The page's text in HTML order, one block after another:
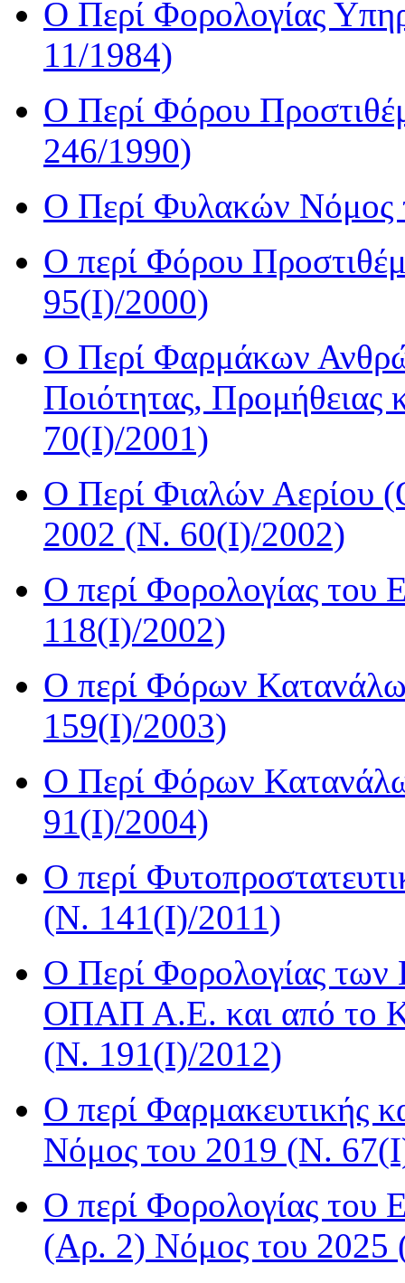
Ο Περί Φορολογίας
11/1984)
Ο Περί Φόρου
246/1990)
Ο Περί Φυλακών
Ο περί Φόρου
95(I)/2000)
Ο Περί Φαρμάκων
Ποιότητας,
70(I)/2001)
Ο Περί Φιαλών Αερίου
2002 (Ν. 60(I)/2002)
Ο περί Φορολογίας του
118(I)/2002)
Ο περί Φόρων
159(I)/2003)
Ο Περί Φόρων
91(I)/2004)
Ο περί
(Ν. 141(I)/2011)
Ο Περί Φορολογίας των
ΟΠΑΠ Α.Ε. και από το
(Ν. 191(I)/2012)
Ο περί Φαρμακευτικής
Νόμος του 2019 (Ν.
Ο περί Φορολογίας του
(Αρ. 2) Νόμος του